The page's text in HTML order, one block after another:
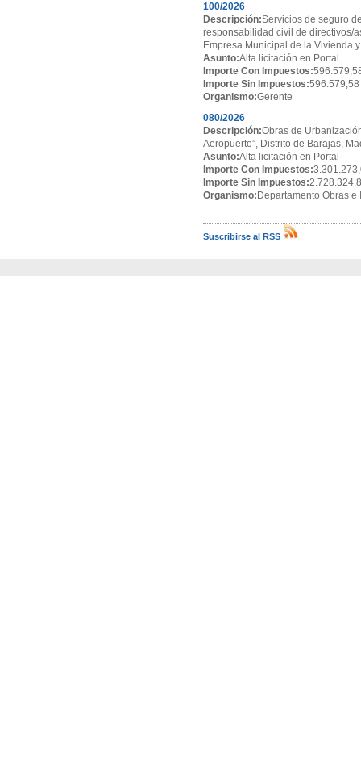
100/2026
Descripción:Servicios de seguro
responsabilidad civil de directivos/
Empresa Municipal de la Vivienda
Asunto:Alta licitación en Portal
Importe Con Impuestos:
Importe Sin Impuestos:596.579,58
Organismo:Gerente
080/2026
Descripción:Obras de
Aeropuerto”, Distrito de Barajas,
Asunto:Alta licitación en Portal
Importe Con Impuestos:
Importe Sin Impuestos:
Organismo: Departamento Obras e
Suscribirse al RSS